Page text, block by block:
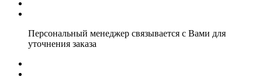
Персональный менеджер связывается с Вами для
уточнения заказа